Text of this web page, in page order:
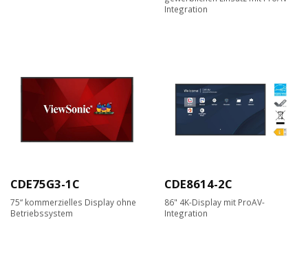
Integration
CDE75G3-1C
75“ kommerzielles Display ohne
Betriebssystem
CDE8614-2C
86" 4K-Display mit ProAV-
Integration